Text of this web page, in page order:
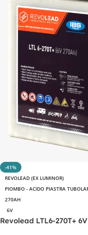
-41%
REVOLEAD (EX LUMINOR)
PIOMBO - ACIDO PIASTRA
270AH
6V
Revolead LTL6-270T+